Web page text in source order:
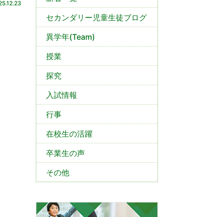
セカンダリー児童生徒ブログ
異学年(Team)
授業
探究
入試情報
行事
在校生の活躍
卒業生の声
その他